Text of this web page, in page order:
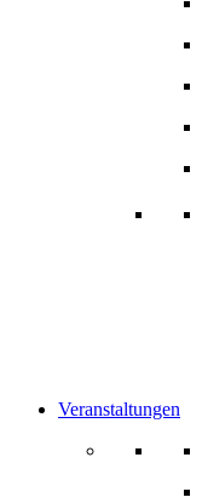
Veranstaltungen